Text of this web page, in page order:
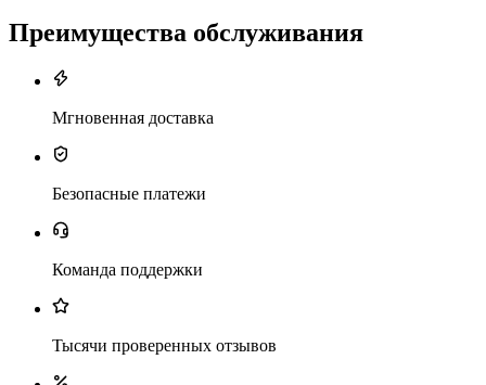
Преимущества обслуживания
Мгновенная доставка
Безопасные платежи
Команда поддержки
Тысячи проверенных отзывов